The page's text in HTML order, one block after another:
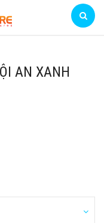
AN XANH